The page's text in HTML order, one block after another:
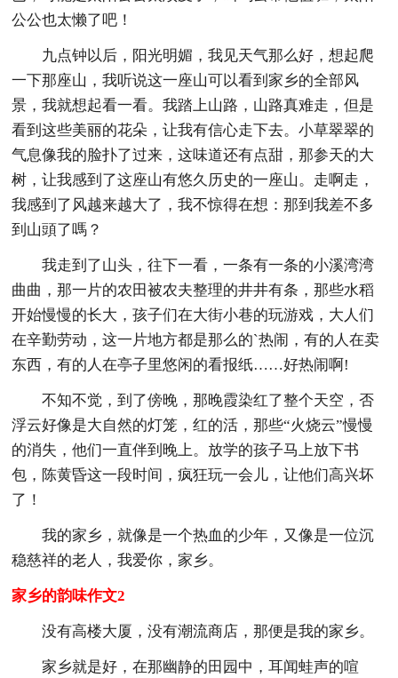
公公也太懒了吧！
九点钟以后，阳光明媚，我见天气那么好，想起爬
一下那座山，我听说这一座山可以看到家乡的全部风
景，我就想起看一看。我踏上山路，山路真难走，但是
看到这些美丽的花朵，让我有信心走下去。小草翠翠的
气息像我的脸扑了过来，这味道还有点甜，那参天的大
树，让我感到了这座山有悠久历史的一座山。走啊走，
我感到了风越来越大了，我不惊得在想：那到我差不多
到山頭了嗎？
我走到了山头，往下一看，一条有一条的小溪湾湾
曲曲，那一片的农田被农夫整理的井井有条，那些水稻
开始慢慢的长大，孩子们在大街小巷的玩游戏，大人们
在辛勤劳动，这一片地方都是那么的`热闹，有的人在卖
东西，有的人在亭子里悠闲的看报纸……好热闹啊!
不知不觉，到了傍晚，那晚霞染红了整个天空，否
浮云好像是大自然的灯笼，红的活，那些“火烧云”慢慢
的消失，他们一直伴到晚上。放学的孩子马上放下书
包，陈黄昏这一段时间，疯狂玩一会儿，让他们高兴坏
了！
我的家乡，就像是一个热血的少年，又像是一位沉
稳慈祥的老人，我爱你，家乡。
家乡的韵味作文2
没有高楼大厦，没有潮流商店，那便是我的家乡。
家乡就是好，在那幽静的田园中，耳闻蛙声的喧